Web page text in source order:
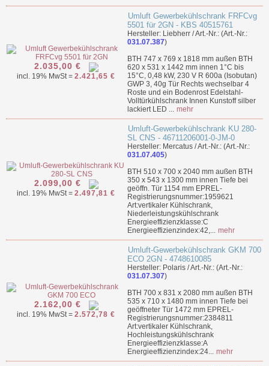
2.035,00 €
incl. 19% MwSt = 2.421,65 €
Umluft Gewerbekühlschrank FRFCvg
5501 für 2GN - KBS 40515761
Hersteller: Liebherr / Art.-Nr.: (Art.-Nr.:
031.07.387)
BTH 747 x 769 x 1818 mm außen BTH
620 x 531 x 1442 mm innen 1°C bis
15°C, 0,48 kW, 230 V R 600a (Isobutan)
GWP 3, 40g Tür Rechts wechselbar 4
Roste und ein Bodenrost Edelstahl-
Volltürkühlschrank Innen Kunstoff silber
lackiert LED ... mehr
2.099,00 €
incl. 19% MwSt = 2.497,81 €
Umluft-Gewerbekühlschrank KU 280-
SL CNS - 46711206001-0-JM-0
Hersteller: Mercatus / Art.-Nr.: (Art.-Nr.:
031.07.405)
BTH 510 x 700 x 2040 mm außen BTH
350 x 543 x 1300 mm innen Tiefe bei
geöffn. Tür 1154 mm EPREL-
Registrierungsnummer:1959621
Art:vertikaler Kühlschrank,
Niederleistungskühlschrank
Energieeffizienzklasse:C
Energieeffizienzindex:42,... mehr
2.162,00 €
incl. 19% MwSt = 2.572,78 €
Umluft-Gewerbekühlschrank GKM 700
ECO 2GN - 4748610085
Hersteller: Polaris / Art.-Nr.: (Art.-Nr.:
031.07.307)
BTH 700 x 831 x 2080 mm außen BTH
535 x 710 x 1480 mm innen Tiefe bei
geöffneter Tür 1472 mm EPREL-
Registrierungsnummer:2384811
Art:vertikaler Kühlschrank,
Hochleistungskühlschrank
Energieeffizienzklasse:A
Energieeffizienzindex:24... mehr